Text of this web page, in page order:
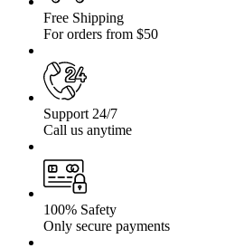
Free Shipping
For orders from $50
Support 24/7
Call us anytime
100% Safety
Only secure payments